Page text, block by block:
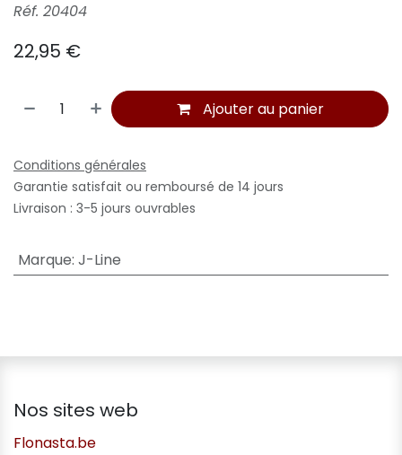
Réf. 20404
22,95 €
Ajouter au panier
Conditions générales
Garantie satisfait ou remboursé de 14 jours
Livraison : 3-5 jours ouvrables
Marque: J-Line
Nos sites web
Flonasta.be